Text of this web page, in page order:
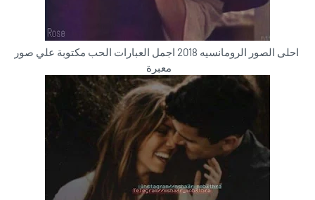
احلى الصور الرومانسيه 2018 اجمل العبارات الحب مكتوبة علي صور
معبرة